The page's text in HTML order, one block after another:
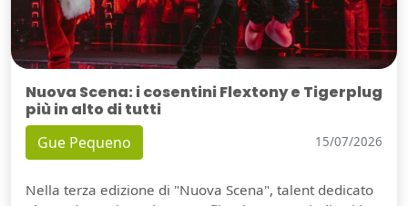
Nuova Scena: i cosentini Flextony e Tigerplug
più in alto di tutti
Gue Pequeno 15/07/2026
Nella terza edizione di "Nuova Scena", talent dedicato